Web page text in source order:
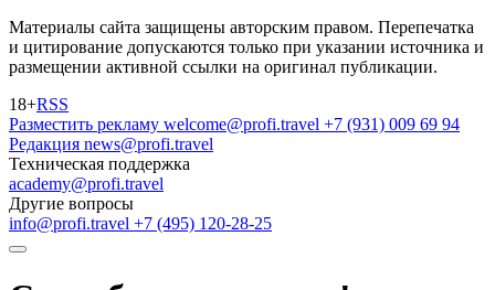
Материалы сайта защищены авторским правом. Перепечатка
и цитирование допускаются только при указании источника и
размещении активной ссылки на оригинал публикации.
18+RSS
Разместить рекламу welcome@profi.travel +7 (931) 009 69 94
Редакция news@profi.travel
Техническая поддержка
academy@profi.travel
Другие вопросы
info@profi.travel +7 (495) 120-28-25